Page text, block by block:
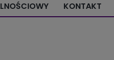
KONTAKT